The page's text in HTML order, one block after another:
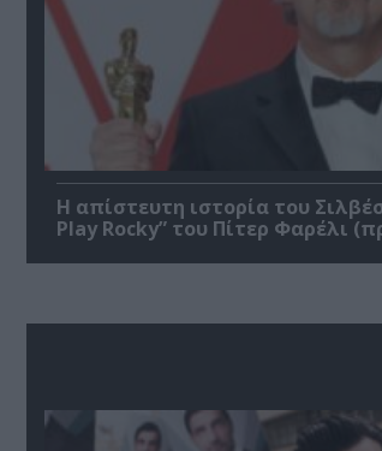
Η απίστευτη ιστορία του
Play Rocky” του Πίτερ Φαρέλι